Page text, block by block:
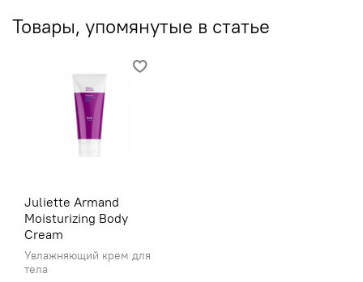
Товары, упомянутые в статье
Juliette Armand
Moisturizing Body
Cream
Увлажняющий крем для
тела